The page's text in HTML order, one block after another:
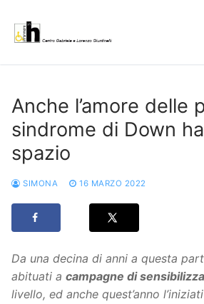
contenuto
Anche l’amore delle
sindrome di Down
spazio
SIMONA 16 MARZO 2022
Da una decina di anni a questa
abituati a campagne di
livello, ed anche quest’anno